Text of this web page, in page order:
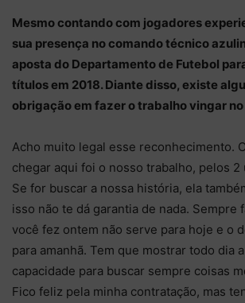
Mesmo contando com jogadores
sua presença no comando técnico
aposta do Departamento de Futebol
títulos em 2018. Diante disso, existe
obrigação em fazer o trabalho vingar no
Acho muito legal esse reconhecimento.
chegar aqui foi o nosso trabalho, pelos
Se for buscar a nossa história, ela
isso não te dá garantia de nada. Sempre
você fez ontem não serve para hoje e o
para amanhã. Tem que mostrar todo dia
capacidade para buscar sempre coisas
Fico feliz pela minha contratação, mas